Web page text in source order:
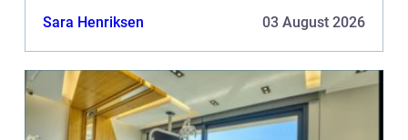
Sara Henriksen 03 August 2026